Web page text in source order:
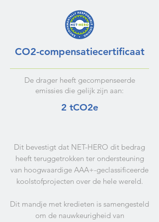
CO2-compensatiecertificaat
De drager heeft gecompenseerde
emissies die gelijk zijn aan:
2 tCO2e
Dit bevestigt dat NET-HERO dit bedrag
heeft teruggetrokken ter ondersteuning
van hoogwaardige AAA+-geclassificeerde
koolstofprojecten over de hele wereld.
Dit mandje met kredieten is samengesteld
om de nauwkeurigheid van